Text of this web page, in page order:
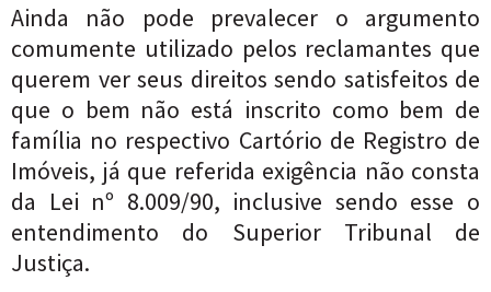
Ainda não pode prevalecer o argumento
comumente utilizado pelos reclamantes que
querem ver seus direitos sendo satisfeitos de
que o bem não está inscrito como bem de
família no respectivo Cartório de Registro de
Imóveis, já que referida exigência não consta
da Lei nº 8.009/90, inclusive sendo esse o
entendimento do Superior Tribunal de
Justiça.